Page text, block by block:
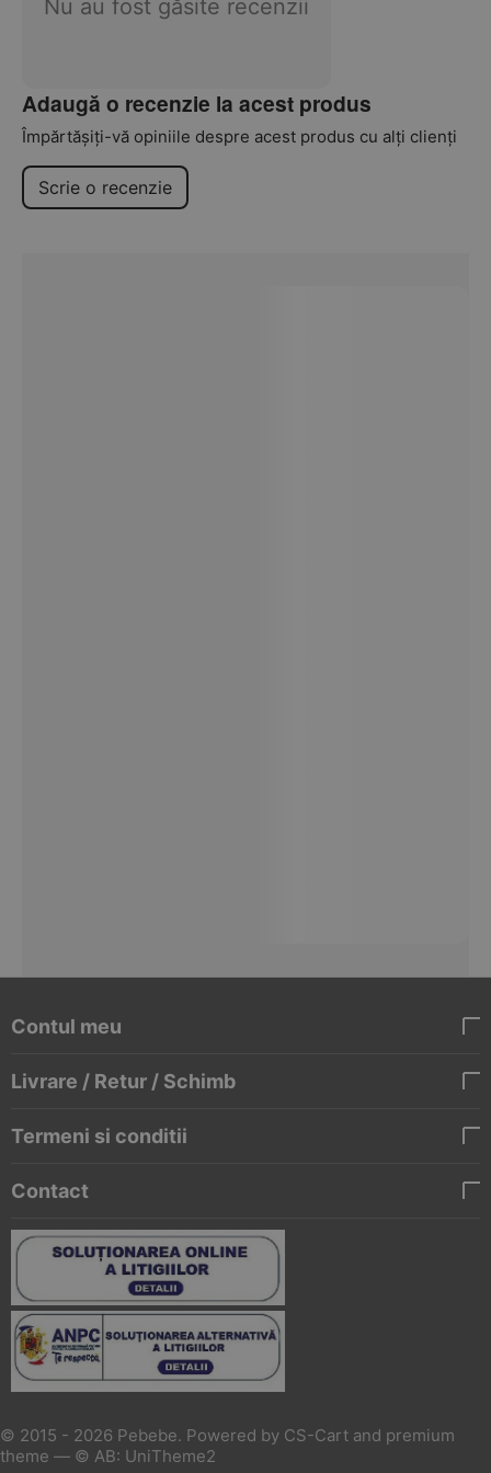
Nu au fost găsite recenzii
Adaugă o recenzie la acest produs
Împărtășiți-vă opiniile despre acest produs cu alți clienți
Scrie o recenzie
Contul meu
Livrare / Retur / Schimb
Termeni si conditii
Contact
© 2015 - 2026 Pebebe. Powered by CS-Cart and premium
theme — © AB: UniTheme2